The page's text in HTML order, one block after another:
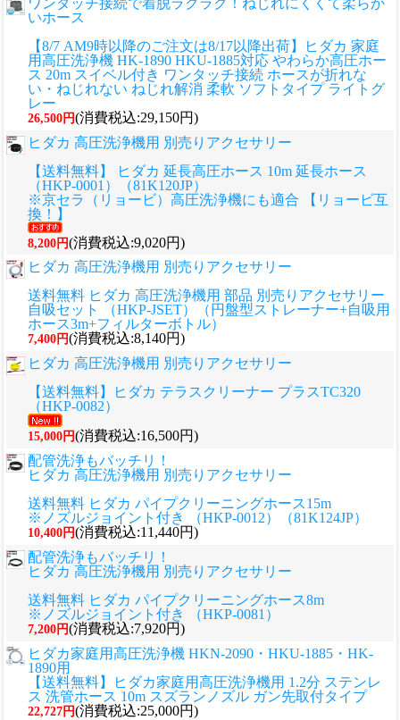
ワンタッチ接続で着脱ラクラク！ねじれにくくて柔らか
いホース
【8/7 AM9時以降のご注文は8/17以降出荷】ヒダカ 家庭
用高圧洗浄機 HK-1890 HKU-1885対応 やわらか高圧ホー
ス 20m スイベル付き ワンタッチ接続 ホースが折れな
い・ねじれない ねじれ解消 柔軟 ソフトタイプ ライトグ
レー
26,500円(消費税込:29,150円)
ヒダカ 高圧洗浄機用 別売りアクセサリー
【送料無料】 ヒダカ 延長高圧ホース 10m 延長ホース
（HKP-0001）（81K120JP）
※京セラ（リョービ）高圧洗浄機にも適合 【リョービ互
換！】
8,200円(消費税込:9,020円)
ヒダカ 高圧洗浄機用 別売りアクセサリー
送料無料 ヒダカ 高圧洗浄機用 部品 別売りアクセサリー
自吸セット （HKP-JSET）（円盤型ストレーナー+自吸用
ホース3m+フィルターボトル）
7,400円(消費税込:8,140円)
ヒダカ 高圧洗浄機用 別売りアクセサリー
【送料無料】ヒダカ テラスクリーナー プラスTC320
（HKP-0082）
15,000円(消費税込:16,500円)
配管洗浄もバッチリ！
ヒダカ 高圧洗浄機用 別売りアクセサリー
送料無料 ヒダカ パイプクリーニングホース15m
※ノズルジョイント付き （HKP-0012）（81K124JP）
10,400円(消費税込:11,440円)
配管洗浄もバッチリ！
ヒダカ 高圧洗浄機用 別売りアクセサリー
送料無料 ヒダカ パイプクリーニングホース8m
※ノズルジョイント付き （HKP-0081）
7,200円(消費税込:7,920円)
ヒダカ家庭用高圧洗浄機 HKN-2090・HKU-1885・HK-
1890用
【送料無料】ヒダカ家庭用高圧洗浄機用 1.2分 ステンレ
ス 洗管ホース 10m スズランノズル ガン先取付タイプ
22,727円(消費税込:25,000円)